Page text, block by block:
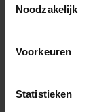
Noodzakelijk
Voorkeuren
Statistieken